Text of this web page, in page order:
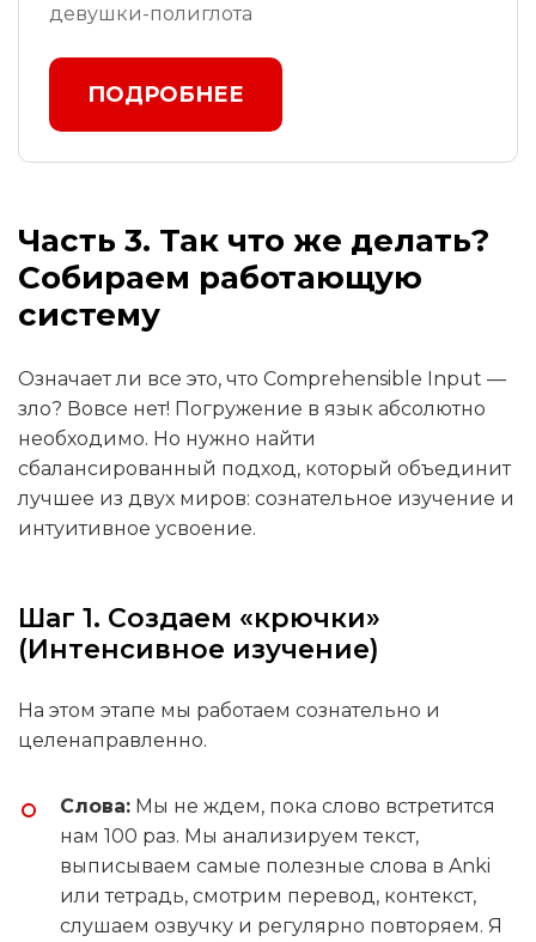
девушки-полиглота
ПОДРОБНЕЕ
Часть 3. Так что же делать?
Собираем работающую
систему
Означает ли все это, что Comprehensible Input —
зло? Вовсе нет! Погружение в язык абсолютно
необходимо. Но нужно найти
сбалансированный подход, который объединит
лучшее из двух миров: сознательное изучение и
интуитивное усвоение.
Шаг 1. Создаем «крючки»
(Интенсивное изучение)
На этом этапе мы работаем сознательно и
целенаправленно.
Слова: Мы не ждем, пока слово встретится
нам 100 раз. Мы анализируем текст,
выписываем самые полезные слова в Anki
или тетрадь, смотрим перевод, контекст,
слушаем озвучку и регулярно повторяем. Я